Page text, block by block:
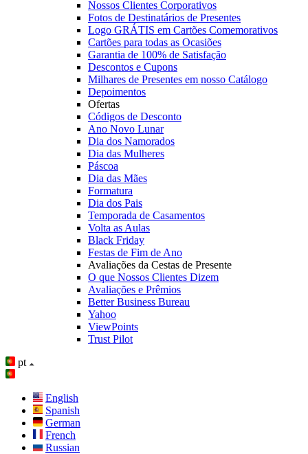
Nossos Clientes Corporativos
Fotos de Destinatários de Presentes
Logo GRÁTIS em Cartões Comemorativos
Cartões para todas as Ocasiões
Garantia de 100% de Satisfação
Descontos e Cupons
Milhares de Presentes em nosso Catálogo
Depoimentos
Ofertas
Códigos de Desconto
Ano Novo Lunar
Dia dos Namorados
Dia das Mulheres
Páscoa
Dia das Mães
Formatura
Dia dos Pais
Temporada de Casamentos
Volta as Aulas
Black Friday
Festas de Fim de Ano
Avaliações da Cestas de Presente
O que Nossos Clientes Dizem
Avaliações e Prêmios
Better Business Bureau
Yahoo
ViewPoints
Trust Pilot
pt
English
Spanish
German
French
Russian